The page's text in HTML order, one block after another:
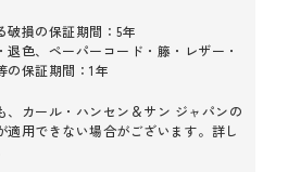
破損の保証期間：5年
退色、ペーパーコード・籐・レザー・
の保証期間：1年
、カール・ハンセン＆サン ジャパンの
用できない場合がございます。詳し